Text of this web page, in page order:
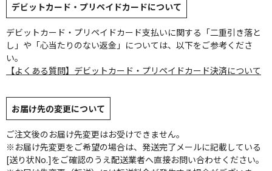
デビットカード・プリペイドカードについて
デビットカード・プリペイドカード支払いに関する「二重引き落と
し」や「心当たりのない返金」については、以下をご参考くださ
い。
【よくある質問】デビットカード・プリペイドカード決済について
お届け先の変更について
ご注文後のお届け先変更はお受けできません。
※お届け先変更をご希望の場合は、発送完了メールに記載している
[送り状No.]をご確認のうえ配送業者へ直接お問い合わせください。